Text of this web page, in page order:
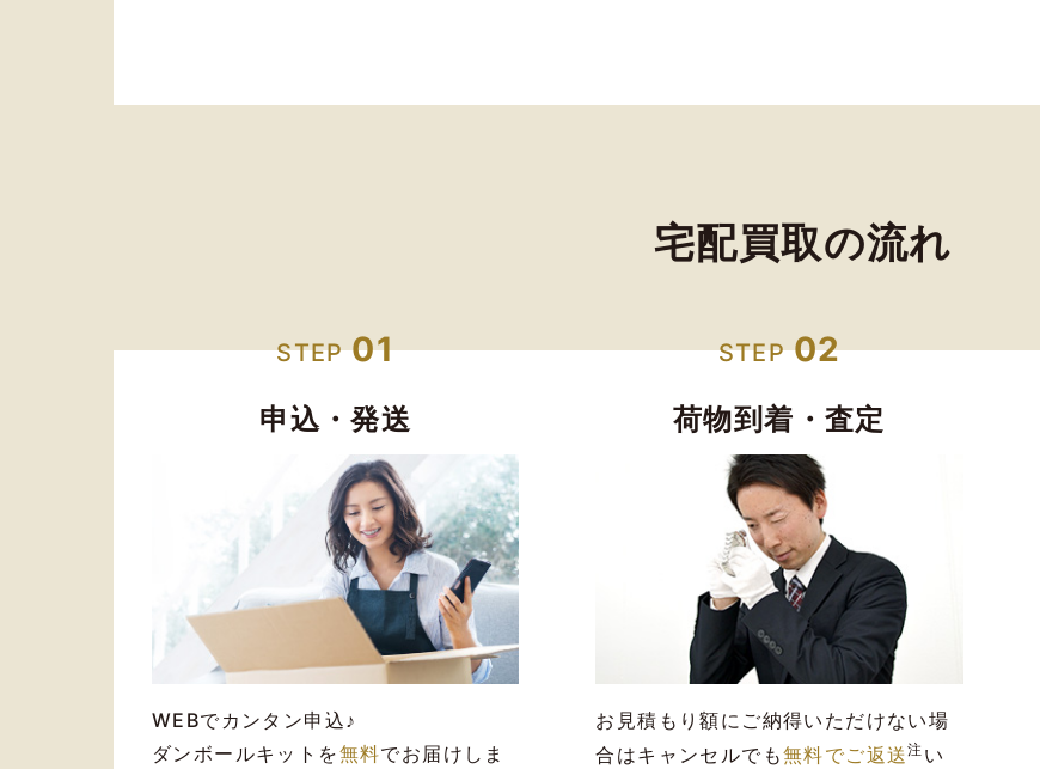
宅配買取の流れ
STEP01
申込・発送
WEBでカンタン申込♪
ダンボールキットを無料でお届けしま
STEP02
荷物到着・査定
お見積もり額にご納得いただけない場
合はキャンセルでも無料でご返送注 い